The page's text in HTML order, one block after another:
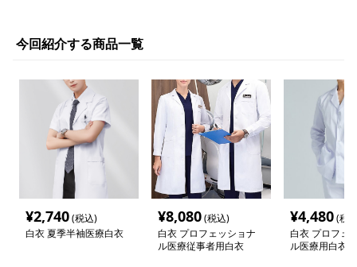
今回紹介する商品一覧
¥2,740(税込)
白衣 夏季半袖医療白衣
¥8,080(税込)
白衣 プロフェッショナ
ル医療従事者用白衣
¥4,480(税
白衣 プロフェ
ル医療用白衣